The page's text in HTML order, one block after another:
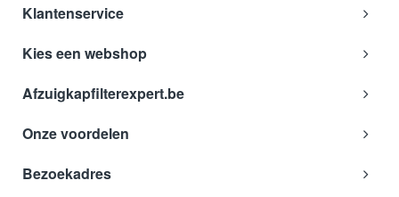
Klantenservice
Kies een webshop
Afzuigkapfilterexpert.be
Onze voordelen
Bezoekadres